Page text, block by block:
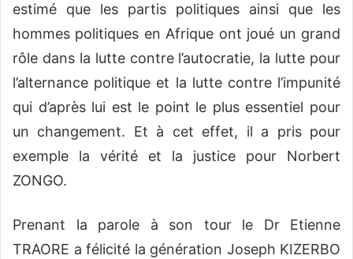
estimé que les partis politiques ainsi que les
hommes politiques en Afrique ont joué un grand
rôle dans la lutte contre l’autocratie, la lutte pour
l’alternance politique et la lutte contre l’impunité
qui d’après lui est le point le plus essentiel pour
un changement. Et à cet effet, il a pris pour
exemple la vérité et la justice pour Norbert
ZONGO.
Prenant la parole à son tour le Dr Etienne
TRAORE a félicité la génération Joseph KIZERBO